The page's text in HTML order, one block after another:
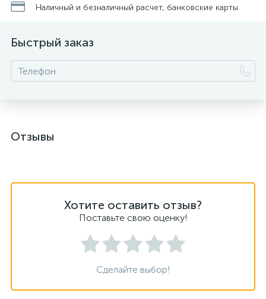
Наличный и безналичный расчет, банковские карты
Быстрый заказ
Отзывы
Хотите оставить отзыв?
Поставьте свою оценку!
Сделайте выбор!